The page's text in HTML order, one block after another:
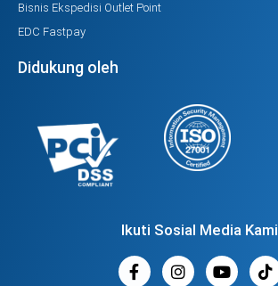
Bisnis Ekspedisi Outlet Point
EDC Fastpay
Didukung oleh
Ikuti Sosial Media Kami